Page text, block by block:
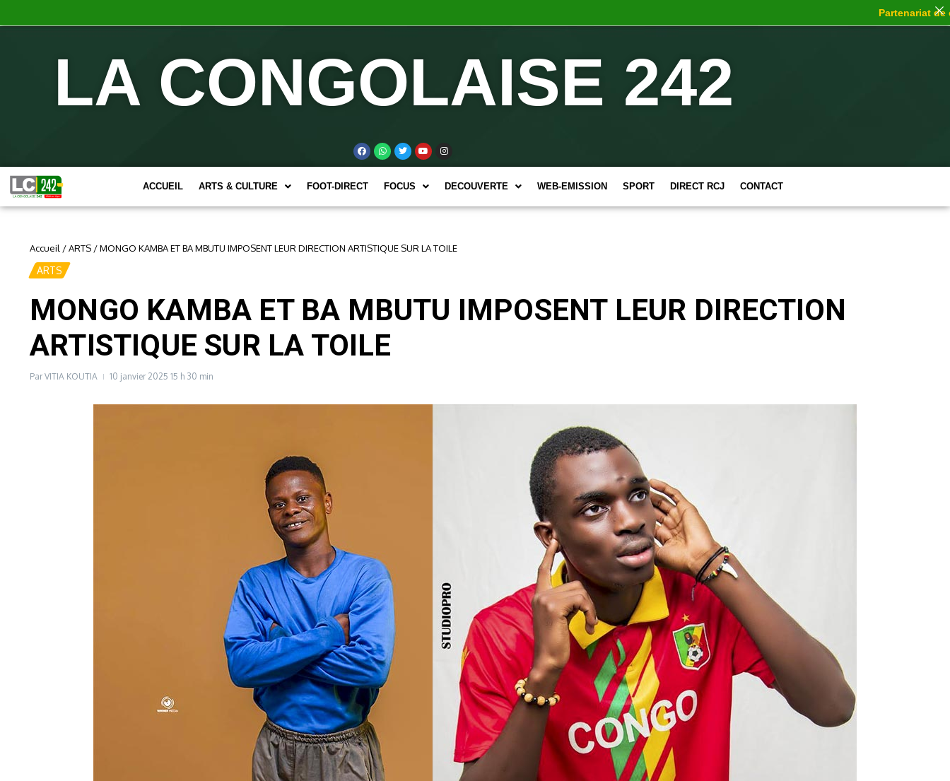
LA CONGOLAISE 242
ACCUEIL ARTS & CULTURE FOOT-DIRECT FOCUS DECOUVERTE WEB-EMISSION SPORT DIRECT RCJ CONTACT
Accueil /ARTS /MONGO KAMBA ET BA MBUTU IMPOSENT LEUR DIRECTION ARTISTIQUE SUR LA TOILE
ARTS
MONGO KAMBA ET BA MBUTU IMPOSENT LEUR DIRECTION
ARTISTIQUE SUR LA TOILE
ParVITIA KOUTIA 10 janvier 2025 15 h 30 min
Partenariat de